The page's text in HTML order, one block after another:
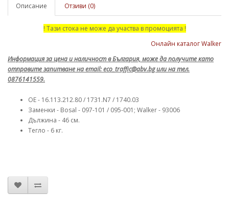
Описание Отзиви (0)
! Тази стока не може да участва в промоцията !
Онлайн каталог Walker
Информация за цена и наличност в България, може да получите като
отправите запитване на email: eco_traffic@abv.bg или на тел.
0876141559.
OE - 16.113.212.80 / 1731.N7 / 1740.03
Заменки - Bosal - 097-101 / 095-001; Walker - 93006
Дължина - 46 см.
Тегло - 6 кг.